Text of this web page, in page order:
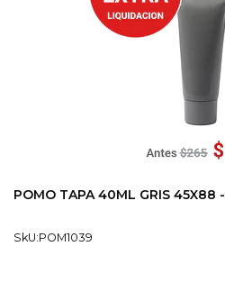
POMO TAPA 40ML GRIS 45X88 -
SkU:POM1039